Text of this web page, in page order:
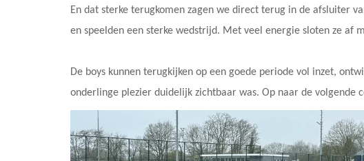
En dat sterke terugkomen zagen we direct terug in de afsluiter
en speelden een sterke wedstrijd. Met veel energie sloten ze af
De boys kunnen terugkijken op een goede periode vol inzet,
onderlinge plezier duidelijk zichtbaar was. Op naar de volgende